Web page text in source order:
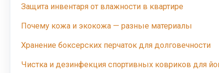
Защита инвентаря от влажности в квартире
Почему кожа и экокожа — разные материалы
Хранение боксерских перчаток для долговечности
Чистка и дезинфекция спортивных ковриков для